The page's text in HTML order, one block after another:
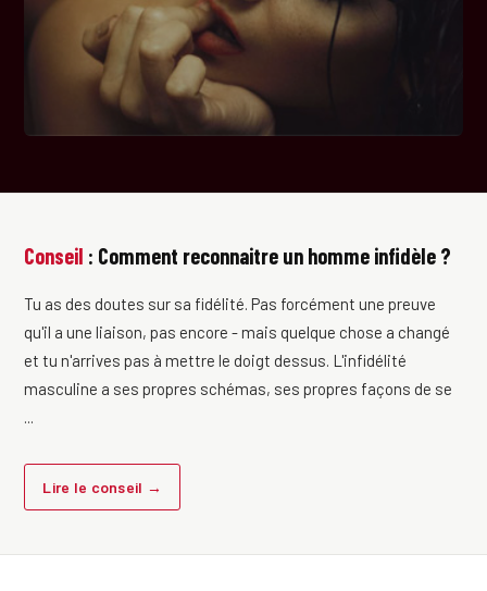
Conseil : Comment reconnaitre un homme infidèle ?
Tu as des doutes sur sa fidélité. Pas forcément une preuve
qu'il a une liaison, pas encore - mais quelque chose a changé
et tu n'arrives pas à mettre le doigt dessus. L'infidélité
masculine a ses propres schémas, ses propres façons de se
...
Lire le conseil →